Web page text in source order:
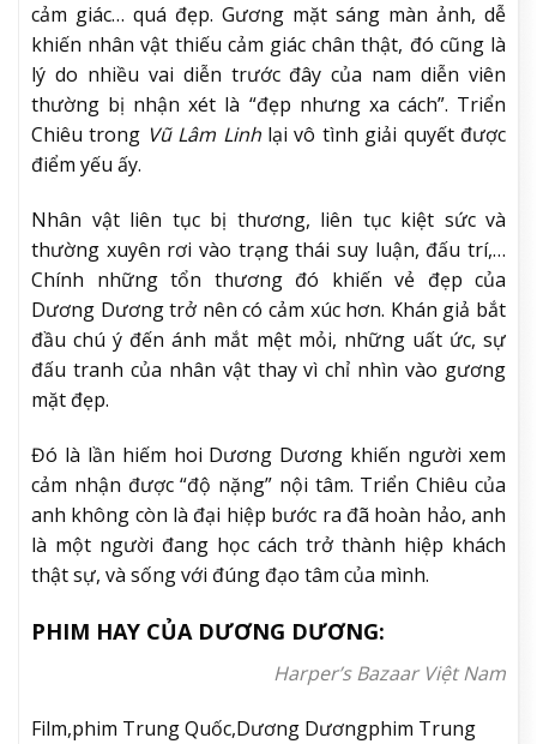
cảm giác… quá đẹp. Gương mặt sáng màn ảnh, dễ
khiến nhân vật thiếu cảm giác chân thật, đó cũng là
lý do nhiều vai diễn trước đây của nam diễn viên
thường bị nhận xét là “đẹp nhưng xa cách”. Triển
Chiêu trong Vũ Lâm Linhlại vô tình giải quyết được
điểm yếu ấy.
Nhân vật liên tục bị thương, liên tục kiệt sức và
thường xuyên rơi vào trạng thái suy luận, đấu trí,…
Chính những tổn thương đó khiến vẻ đẹp của
Dương Dương trở nên có cảm xúc hơn. Khán giả bắt
đầu chú ý đến ánh mắt mệt mỏi, những uất ức, sự
đấu tranh của nhân vật thay vì chỉ nhìn vào gương
mặt đẹp.
Đó là lần hiếm hoi Dương Dương khiến người xem
cảm nhận được “độ nặng” nội tâm. Triển Chiêu của
anh không còn là đại hiệp bước ra đã hoàn hảo, anh
là một người đang học cách trở thành hiệp khách
thật sự, và sống với đúng đạo tâm của mình.
PHIM HAY CỦA DƯƠNG DƯƠNG:
Harper’s Bazaar Việt Nam
Film,phim Trung Quốc,Dương Dươngphim Trung